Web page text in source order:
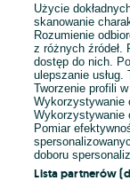
E-mail
Hasło
Użycie
skanowanie
Rozumienie
z różnych źródeł.
dostęp do nich.
ulepszanie usług.
Tworzenie profili
Wykorzystywanie
Wykorzystywanie
Pomiar
doboru
Lista partnerów